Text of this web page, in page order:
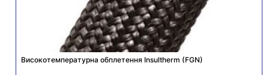
Високотемпературна обплетення Insultherm (FGN)